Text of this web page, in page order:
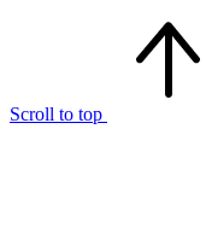
Scroll to top